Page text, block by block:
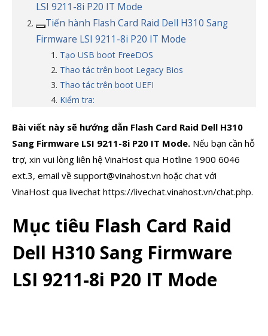
LSI 9211-8i P20 IT Mode
Tiến hành Flash Card Raid Dell H310 Sang
Firmware LSI 9211-8i P20 IT Mode
Tạo USB boot FreeDOS
Thao tác trên boot Legacy Bios
Thao tác trên boot UEFI
Kiểm tra:
Bài viết này sẽ hướng dẫn Flash Card Raid Dell H310
Sang Firmware LSI 9211-8i P20 IT Mode. Nếu bạn cần hỗ
trợ, xin vui lòng liên hệ VinaHost qua Hotline 1900 6046
ext.3, email về support@vinahost.vn hoặc chat với
VinaHost qua livechat https://livechat.vinahost.vn/chat.php.
Mục tiêu Flash Card Raid
Dell H310 Sang Firmware
LSI 9211-8i P20 IT Mode